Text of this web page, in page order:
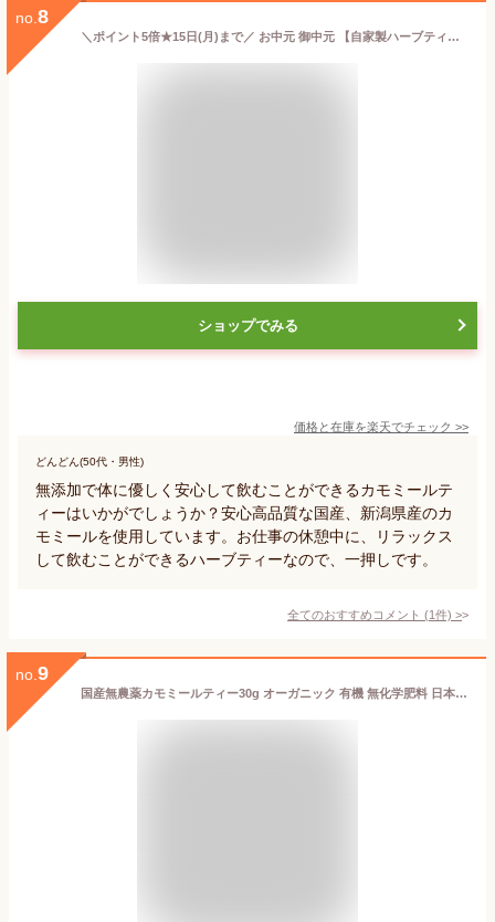
no. 8
＼ポイント5倍★15日(月)まで／ お中元 御中元 【自家製ハーブティー】 カモミールティー 6パック 自家農園 新潟県産 ハーブティー ハーブティ ハーブ ハーブガーデン 無添加 お取り寄せ ギフト 祝 贈答 国産 内祝 プレゼント 実用的 グルメ
ショップでみる
価格と在庫を楽天でチェック >>
どんどん(50代・男性)
無添加で体に優しく安心して飲むことができるカモミールテ
ィーはいかがでしょうか？安心高品質な国産、新潟県産のカ
モミールを使用しています。お仕事の休憩中に、リラックス
して飲むことができるハーブティーなので、一押しです。
全てのおすすめコメント (1件) >
no. 9
国産無農薬カモミールティー30g オーガニック 有機 無化学肥料 日本産 熊本 カモミールジャーマン ノンカフェイン